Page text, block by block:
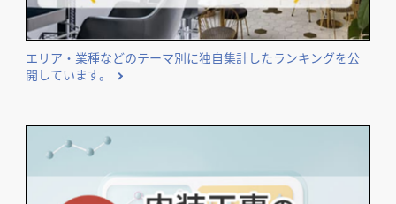
エリア・業種などのテーマ別に独自集計したランキングを公
開しています。